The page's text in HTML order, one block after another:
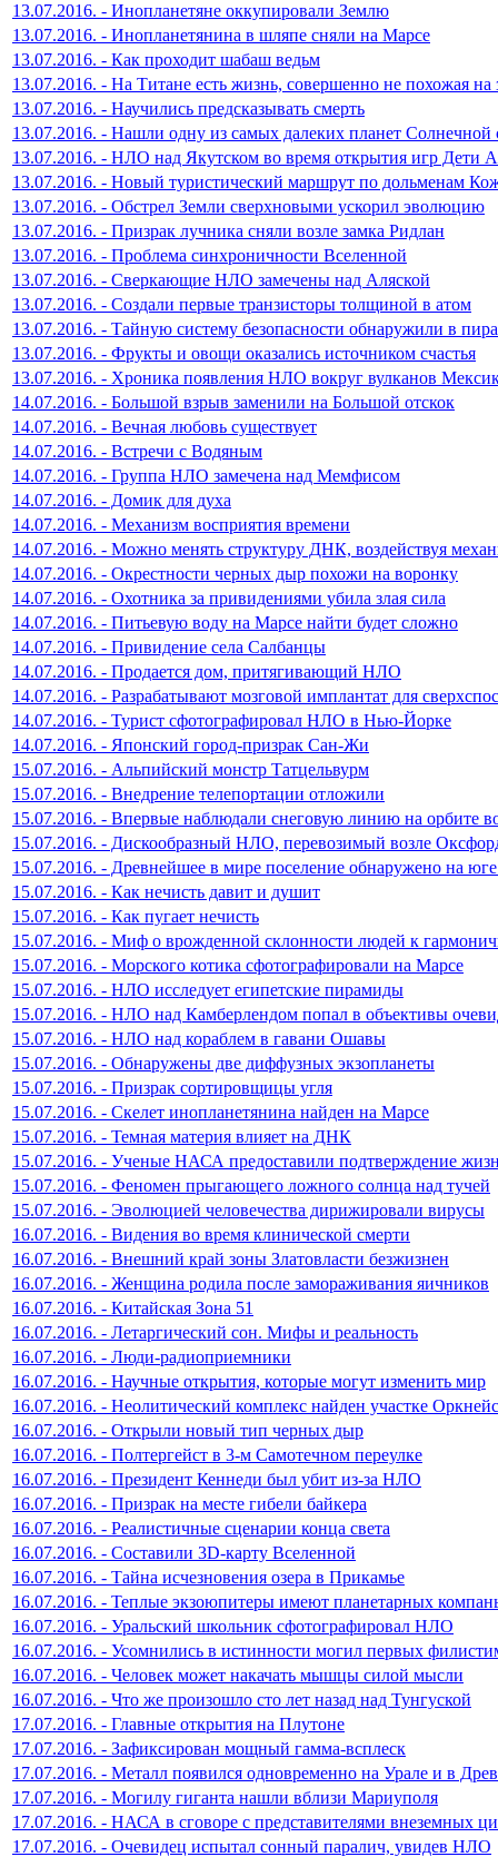
13.07.2016. - Инопланетяне оккупировали Землю
13.07.2016. - Инопланетянина в шляпе сняли на Марсе
13.07.2016. - Как проходит шабаш ведьм
13.07.2016. - На Титане есть жизнь, совершенно не похожая
13.07.2016. - Научились предсказывать смерть
13.07.2016. - Нашли одну из самых далеких планет Солнечной
13.07.2016. - НЛО над Якутском во время открытия игр Дети
13.07.2016. - Новый туристический маршрут по дольменам
13.07.2016. - Обстрел Земли сверхновыми ускорил эволюцию
13.07.2016. - Призрак лучника сняли возле замка Ридлан
13.07.2016. - Проблема синхроничности Вселенной
13.07.2016. - Сверкающие НЛО замечены над Аляской
13.07.2016. - Создали первые транзисторы толщиной в атом
13.07.2016. - Тайную систему безопасности обнаружили в
13.07.2016. - Фрукты и овощи оказались источником счастья
13.07.2016. - Хроника появления НЛО вокруг вулканов
14.07.2016. - Большой взрыв заменили на Большой отскок
14.07.2016. - Вечная любовь существует
14.07.2016. - Встречи с Водяным
14.07.2016. - Группа НЛО замечена над Мемфисом
14.07.2016. - Домик для духа
14.07.2016. - Механизм восприятия времени
14.07.2016. - Можно менять структуру ДНК, воздействуя
14.07.2016. - Окрестности черных дыр похожи на воронку
14.07.2016. - Охотника за привидениями убила злая сила
14.07.2016. - Питьевую воду на Марсе найти будет сложно
14.07.2016. - Привидение села Салбанцы
14.07.2016. - Продается дом, притягивающий НЛО
14.07.2016. - Разрабатывают мозговой имплантат для
14.07.2016. - Турист сфотографировал НЛО в Нью-Йорке
14.07.2016. - Японский город-призрак Сан-Жи
15.07.2016. - Альпийский монстр Татцельвурм
15.07.2016. - Внедрение телепортации отложили
15.07.2016. - Впервые наблюдали снеговую линию на орбите
15.07.2016. - Дискообразный НЛО, перевозимый возле
15.07.2016. - Древнейшее в мире поселение обнаружено на
15.07.2016. - Как нечисть давит и душит
15.07.2016. - Как пугает нечисть
15.07.2016. - Миф о врожденной склонности людей к
15.07.2016. - Морского котика сфотографировали на Марсе
15.07.2016. - НЛО исследует египетские пирамиды
15.07.2016. - НЛО над Камберлендом попал в объективы
15.07.2016. - НЛО над кораблем в гавани Ошавы
15.07.2016. - Обнаружены две диффузных экзопланеты
15.07.2016. - Призрак сортировщицы угля
15.07.2016. - Скелет инопланетянина найден на Марсе
15.07.2016. - Темная материя влияет на ДНК
15.07.2016. - Ученые НАСА предоставили подтверждение
15.07.2016. - Феномен прыгающего ложного солнца над тучей
15.07.2016. - Эволюцией человечества дирижировали вирусы
16.07.2016. - Видения во время клинической смерти
16.07.2016. - Внешний край зоны Златовласти безжизнен
16.07.2016. - Женщина родила после замораживания яичников
16.07.2016. - Китайская Зона 51
16.07.2016. - Летаргический сон. Мифы и реальность
16.07.2016. - Люди-радиоприемники
16.07.2016. - Научные открытия, которые могут изменить мир
16.07.2016. - Неолитический комплекс найден участке
16.07.2016. - Открыли новый тип черных дыр
16.07.2016. - Полтергейст в 3-м Самотечном переулке
16.07.2016. - Президент Кеннеди был убит из-за НЛО
16.07.2016. - Призрак на месте гибели байкера
16.07.2016. - Реалистичные сценарии конца света
16.07.2016. - Составили 3D-карту Вселенной
16.07.2016. - Тайна исчезновения озера в Прикамье
16.07.2016. - Теплые экзоюпитеры имеют планетарных
16.07.2016. - Уральский школьник сфотографировал НЛО
16.07.2016. - Усомнились в истинности могил первых
16.07.2016. - Человек может накачать мышцы силой мысли
16.07.2016. - Что же произошло сто лет назад над Тунгуской
17.07.2016. - Главные открытия на Плутоне
17.07.2016. - Зафиксирован мощный гамма-всплеск
17.07.2016. - Металл появился одновременно на Урале и в
17.07.2016. - Могилу гиганта нашли вблизи Мариуполя
17.07.2016. - НАСА в сговоре с представителями внеземных
17.07.2016. - Очевидец испытал сонный паралич, увидев НЛО